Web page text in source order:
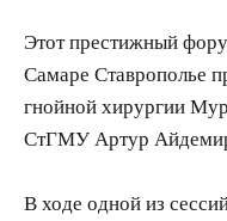
Этот престижный
Самаре Ставрополье
гнойной хирургии
СтГМУ Артур
В ходе одной из